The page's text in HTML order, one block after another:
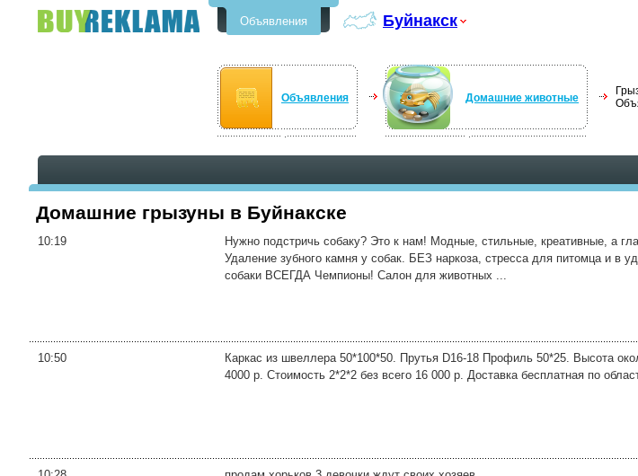
Объявления Буйнакск
Объявления Домашние животные
Домашние грызуны в Буйнакске
10:19
Нужно подстричь собаку? Это к нам! Модные, стильные, креативные, а
Удаление зубного камня у собак. БЕЗ наркоза, стресса для питомца и в
собаки ВСЕГДА Чемпионы! Салон для животных ...
10:50
Каркас из швеллера 50*100*50. Прутья D16-18 Профиль 50*25. Высота
4000 р. Стоимость 2*2*2 без всего 16 000 р. Доставка бесплатная по